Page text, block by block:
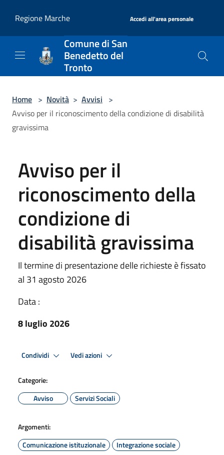
Regione Marche
Accedi all'area personale
Comune di San
Benedetto del
Tronto
Home > Novità > Avvisi >
Avviso per il riconoscimento della condizione di disabilità
gravissima
Avviso per il
riconoscimento della
condizione di
disabilità gravissima
Il termine di presentazione delle richieste è fissato
al 31 agosto 2026
Data :
8 luglio 2026
Condividi Vedi azioni
Categorie:
Avviso
Servizi Sociali
Argomenti:
Comunicazione istituzionale
Integrazione sociale